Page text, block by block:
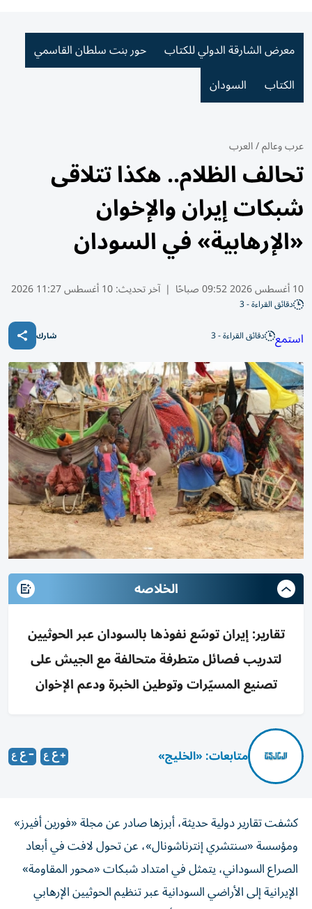
معرض الشارقة الدولي للكتاب
حور بنت سلطان القاسمي
الكتاب
السودان
عرب وعالم/العرب
تحالف الظلام.. هكذا تتلاقى
شبكات إيران والإخوان
«الإرهابية» في السودان
10 أغسطس 2026 09:52 صباحًا | آخر تحديث:10 أغسطس 11:27 2026
دقائق القراءة - 3
استمع دقائق القراءة - 3 شارك
الخلاصه
تقارير: إيران توسّع نفوذها بالسودان عبر الحوثيين
لتدريب فصائل متطرفة متحالفة مع الجيش على
تصنيع المسيّرات وتوطين الخبرة ودعم الإخوان
متابعات: «الخليج»
كشفت تقارير دولية حديثة، أبرزها صادر عن مجلة «فورين أفيرز»
ومؤسسة «سنتشري إنترناشونال»، عن تحول لافت في أبعاد
الصراع السوداني، يتمثل في امتداد شبكات «محور المقاومة»
الإيرانية إلى الأراضي السودانية عبر تنظيم الحوثيين الإرهابي